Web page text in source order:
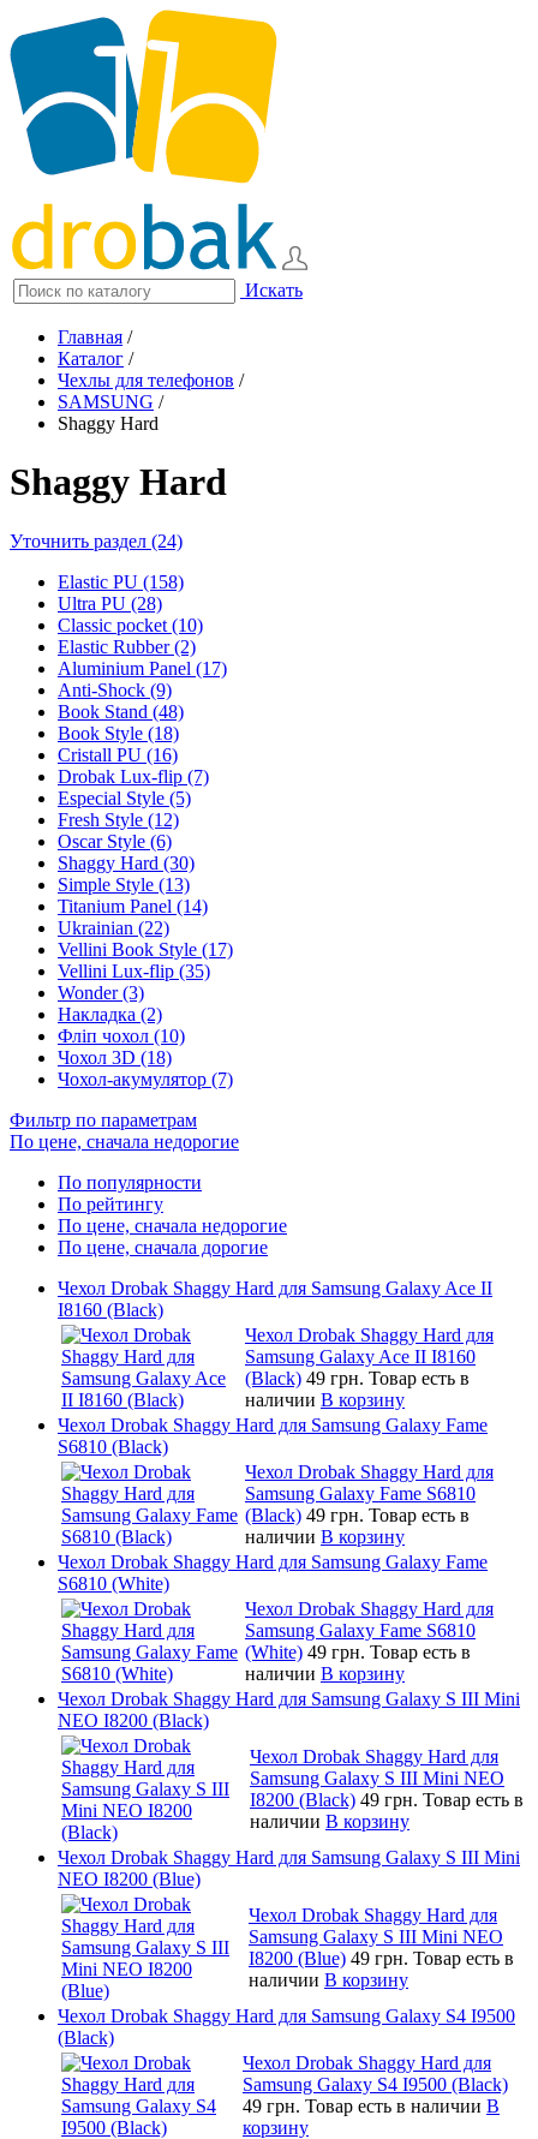
Искать
Главная /
Каталог /
Чехлы для телефонов /
SAMSUNG /
Shaggy Hard
Shaggy Hard
Уточнить раздел (24)
Elastic PU (158)
Ultra PU (28)
Classic pocket (10)
Elastic Rubber (2)
Aluminium Panel (17)
Anti-Shock (9)
Book Stand (48)
Book Style (18)
Cristall PU (16)
Drobak Lux-flip (7)
Especial Style (5)
Fresh Style (12)
Oscar Style (6)
Shaggy Hard (30)
Simple Style (13)
Titanium Panel (14)
Ukrainian (22)
Vellini Book Style (17)
Vellini Lux-flip (35)
Wonder (3)
Накладка (2)
Фліп чохол (10)
Чохол 3D (18)
Чохол-акумулятор (7)
Фильтр по параметрам
По цене, сначала недорогие
По популярности
По рейтингу
По цене, сначала недорогие
По цене, сначала дорогие
Чехол Drobak Shaggy Hard для Samsung Galaxy Ace II
I8160 (Black)
Чехол Drobak Shaggy Hard для
Samsung Galaxy Ace II I8160
(Black) 49 грн. Товар есть в
наличии В корзину
Чехол Drobak Shaggy Hard для Samsung Galaxy Fame
S6810 (Black)
Чехол Drobak Shaggy Hard для
Samsung Galaxy Fame S6810
(Black) 49 грн. Товар есть в
наличии В корзину
Чехол Drobak Shaggy Hard для Samsung Galaxy Fame
S6810 (White)
Чехол Drobak Shaggy Hard для
Samsung Galaxy Fame S6810
(White) 49 грн. Товар есть в
наличии В корзину
Чехол Drobak Shaggy Hard для Samsung Galaxy S III Mini
NEO I8200 (Black)
Чехол Drobak Shaggy Hard для
Samsung Galaxy S III Mini NEO
I8200 (Black) 49 грн. Товар есть в
наличии В корзину
Чехол Drobak Shaggy Hard для Samsung Galaxy S III Mini
NEO I8200 (Blue)
Чехол Drobak Shaggy Hard для
Samsung Galaxy S III Mini NEO
I8200 (Blue) 49 грн. Товар есть в
наличии В корзину
Чехол Drobak Shaggy Hard для Samsung Galaxy S4 I9500
(Black)
Чехол Drobak Shaggy Hard для
Samsung Galaxy S4 I9500 (Black)
49 грн. Товар есть в наличии В
корзину